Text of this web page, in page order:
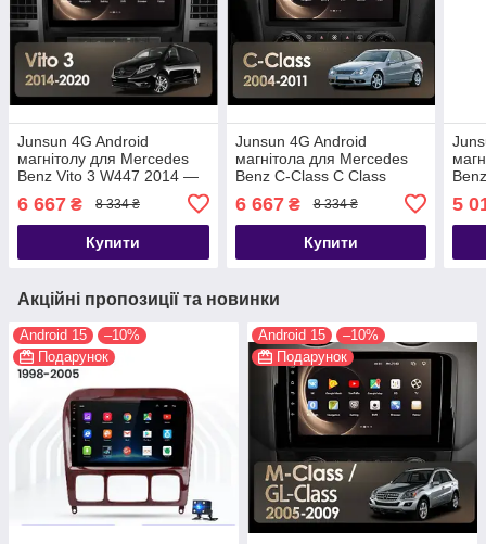
Junsun 4G Android
магнітолу для Mercedes
Benz Vito 3 W447 2014 —
6 667 ₴ 8 334 ₴
Купити
Junsun 4G Android
магнітола для Mercedes
Benz C-Class C Class
CL203 C209 A209 2004 -
2011
6 667₴ 8 334 ₴
Купити
5
Акційні пропозиції та новинки
Android 15
–10%
Подарунок
Android 15
–10%
Подарунок